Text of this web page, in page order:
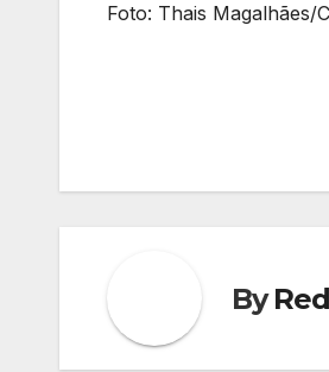
Foto: Thais Magalhães/
Post
By